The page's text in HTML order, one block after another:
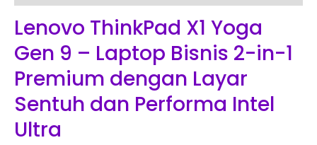
Lenovo ThinkPad X1 Yoga
Gen 9 – Laptop Bisnis 2-in-1
Premium dengan Layar
Sentuh dan Performa Intel
Ultra